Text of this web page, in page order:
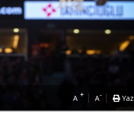
A + A-